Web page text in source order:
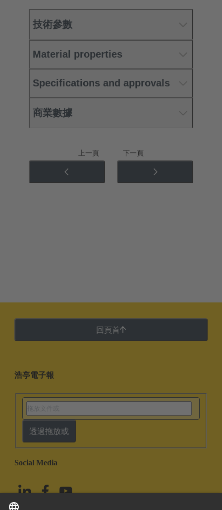
技術參數
Material properties
Specifications and approvals
商業數據
上一頁 下一頁
回頁首
浩亭電子報
透過拖放或
Social Media